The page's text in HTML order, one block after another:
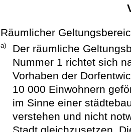
Räumlicher
a)
Der räumliche
Nummer 1 richtet sich
Vorhaben der
10 000 Einwohnern
im Sinne einer
verstehen und nicht
Stadt gleichzusetzen.